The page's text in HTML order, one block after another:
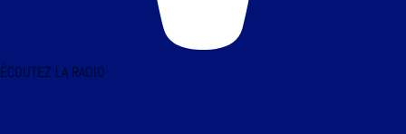
ÉCOUTEZ LA RADIO